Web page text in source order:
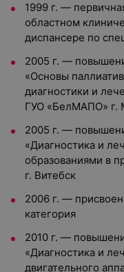
1999 г. —
областном
диспансере по
2005 г. —
«Основы
диагностики и
ГУО «БелМАПО» г.
2005 г. —
«Диагностика и
образованиями в
г. Витебск
2006 г. —
категория
2010 г. —
«Диагностика и
двигательного